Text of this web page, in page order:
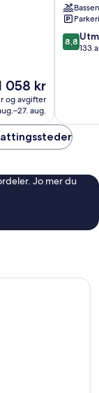
058 kr
058 kr
og avgifter
aug.
Florence
Florence
8.8
av
8,8
133
Jo mer du